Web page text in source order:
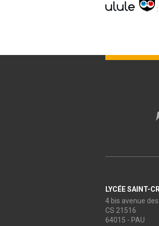
:
LYCÉE SAINT-
4 bis avenue
CS 21516
64015 - PAU